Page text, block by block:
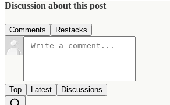
Discussion about this post
Comments Restacks
Top Latest Discussions